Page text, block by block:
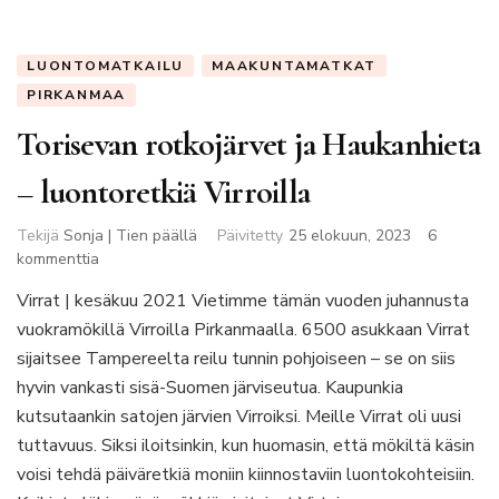
LUONTOMATKAILU
MAAKUNTAMATKAT
PIRKANMAA
Torisevan rotkojärvet ja Haukanhieta
– luontoretkiä Virroilla
Tekijä Sonja | Tien päällä Päivitetty 25 elokuun, 2023
6
kommenttia
rotkojärvet
ja
Haukanhieta
luontoretkiä
Virroilla
Virrat | kesäkuu 2021 Vietimme tämän vuoden juhannusta
vuokramökillä Virroilla Pirkanmaalla. 6500 asukkaan Virrat
sijaitsee Tampereelta reilu tunnin pohjoiseen – se on siis
hyvin vankasti sisä-Suomen järviseutua. Kaupunkia
kutsutaankin satojen järvien Virroiksi. Meille Virrat oli uusi
tuttavuus. Siksi iloitsinkin, kun huomasin, että mökiltä käsin
voisi tehdä päiväretkiä moniin kiinnostaviin luontokohteisiin.